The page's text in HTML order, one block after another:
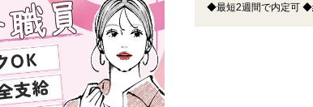
◆最短2週間で内定可 ◆